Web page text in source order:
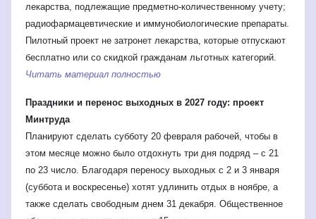
лекарства, подлежащие предметно-количественному учету;
радиофармацевтические и иммунобиологические препараты.
Пилотный проект не затронет лекарства, которые отпускают
бесплатно или со скидкой гражданам льготных категорий.
Читать материал полностью
Праздники и перенос выходных в 2027 году: проект
Минтруда
Планируют сделать субботу 20 февраля рабочей, чтобы в
этом месяце можно было отдохнуть три дня подряд – с 21
по 23 число. Благодаря переносу выходных с 2 и 3 января
(суббота и воскресенье) хотят удлинить отдых в ноябре, а
также сделать свободным днем 31 декабря. Общественное